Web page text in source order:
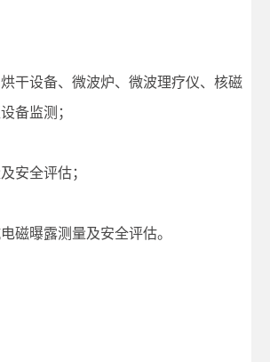
干设备、微波炉、微波理疗仪、核磁
备监测；
安全评估；
磁曝露测量及安全评估。